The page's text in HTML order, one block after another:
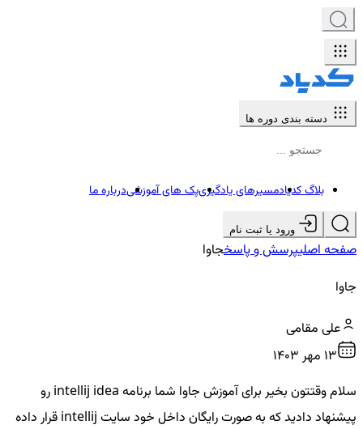
دسته بندی دوره ها
بلاگ کدیادمسیرهای یادگیریپک های آموزشیدرباره ما
ورود یا ثبت نام
صفحه اصلیپرسش و پاسخجاوا
جاوا
علی مقامی
13 مهر ۱۴۰۳
سلام وقتتون بخیر برای آموزش جاوا شما برنامه intellij idea رو
پیشنهاد دادید که به صورت رایگان داخل خود سایت intellij قرار داده